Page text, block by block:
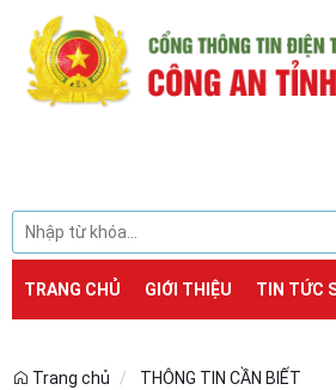
TRANG CHỦ GIỚI THIỆU TIN TỨC
Trang chủ
THÔNG TIN CẦN BIẾT